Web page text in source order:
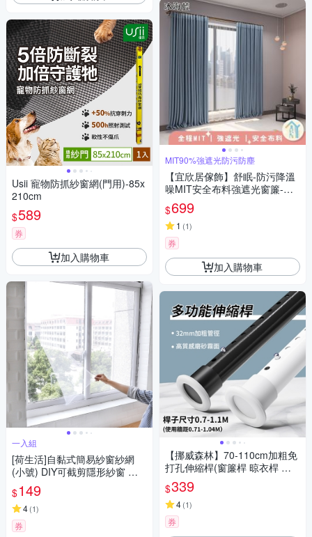
Usii 寵物防抓紗窗網(門用)-85x
210cm
$589
券
加入購物車
一入組
[荷生活]自黏式簡易紗窗紗網
(小號) DIY可截剪隱形紗窗 附
魔術貼
$149
4(1)
券
MIT90%強遮光防污防塵
【宜欣居傢飾】舒眠-防污降溫
噪MIT安全布料強遮光窗簾-W1
45*H165cm一窗2片-總寬290c
m(窗簾/拉簾/門簾/隔間/除舊佈
新)
$699
1 (1)
券
加入購物車
【挪威森林】70-110cm加粗免
打孔伸縮桿(窗簾桿 晾衣桿 曬
衣桿 浴簾桿 門簾桿 掛衣架)
$339
4(1)
券